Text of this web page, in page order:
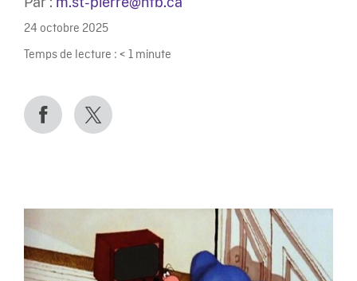
24 octobre 2025
Temps de lecture : < 1 minute